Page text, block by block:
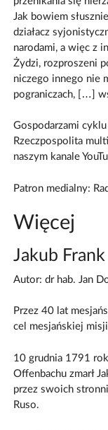
Jak bowiem
działacz
narodami, a więc z
Żydzi, rozproszeni
niczego innego nie
pograniczach, […]
Gospodarzami
Rzeczpospolita
naszym kanale
Patron medialny:
Więcej
Jakub
Autor: dr hab. Jan
Przez 40 lat
cel mesjańskiej
10 grudnia 1791
Offenbachu zmarł
przez swoich
Ruso.